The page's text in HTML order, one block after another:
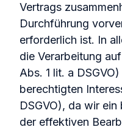
Vertrags
Durchführung
erforderlich ist. In
die Verarbeitung
Abs. 1 lit. a
berechtigten
DSGVO), da wir
der effektiven